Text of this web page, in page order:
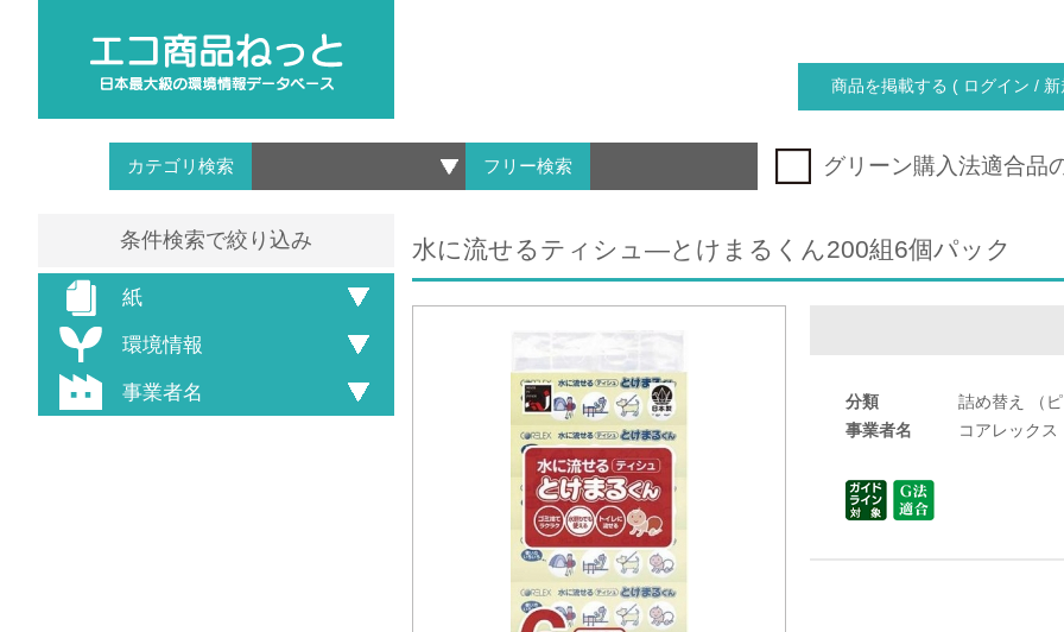
商品を掲載する ( ログイン / 新
カテゴリ検索 フリー検索 グリーン購入法適合品
条件検索で絞り込み
紙
環境情報
事業者名
水に流せるティシュ―とけまるくん200組6個パック
分類
詰め替え （
事業者名
コアレックス